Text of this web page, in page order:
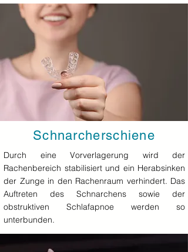
Schnarcherschiene
Durch eine Vorverlagerung wird der
Rachenbereich stabilisiert und ein Herabsinken
der Zunge in den Rachenraum verhindert. Das
Auftreten des Schnarchens sowie der
obstruktiven Schlafapnoe werden so
unterbunden.